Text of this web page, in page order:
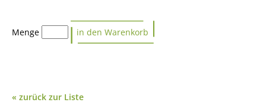
Menge
« zurück zur Liste